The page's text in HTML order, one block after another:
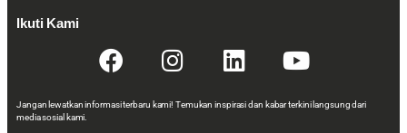
Ikuti Kami
Jangan lewatkan informasi terbaru kami! Temukan inspirasi dan kabar terkini langsung dari
media sosial kami.